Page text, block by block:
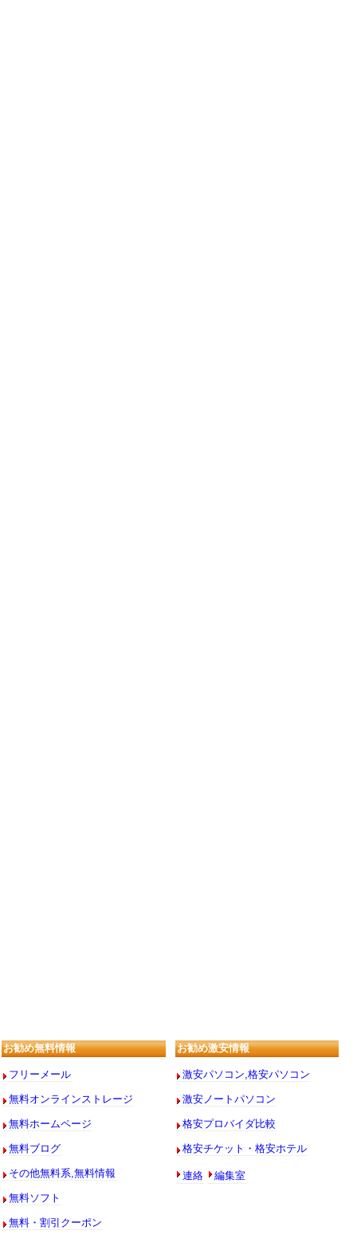
お勧め無料情報
フリーメール
無料オンラインストレージ
無料ホームページ
無料ブログ
その他無料系,無料情報
無料ソフト
無料・割引クーポン
お勧め激安情報
激安パソコン,格安パソコン
激安ノートパソコン
格安プロバイダ比較
格安チケット・格安ホテル
連絡 編集室